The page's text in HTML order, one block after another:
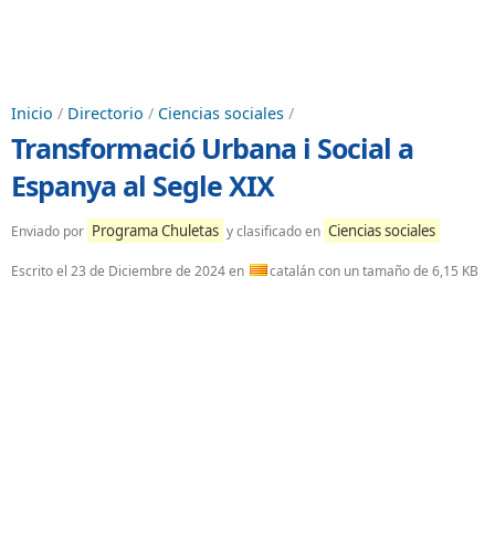
Inicio / Directorio / Ciencias sociales /
Transformació Urbana i Social a
Espanya al Segle XIX
Enviado por Programa Chuletas y clasificado en Ciencias sociales
Escrito el 23 de Diciembre de 2024en catalán con un tamaño de 6,15 KB